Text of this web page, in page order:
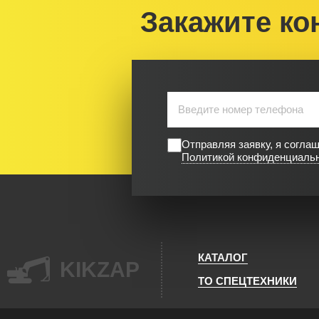
Закажите
Отправляя заявку, я
Политикой
KIKZAP
КАТАЛОГ
ТО СПЕЦТЕХНИКИ